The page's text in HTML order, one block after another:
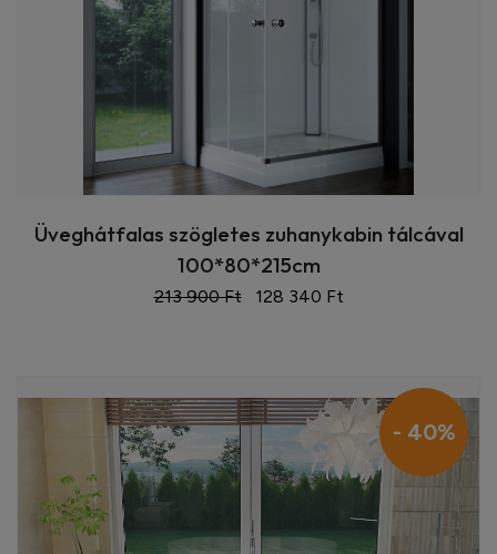
Üveghátfalas szögletes zuhanykabin tálcával
100*80*215cm
213 900 Ft 128 340 Ft
- 40%